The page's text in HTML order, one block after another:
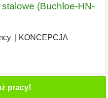
(Buchloe-HN-
KONCEPCJA
pracy!